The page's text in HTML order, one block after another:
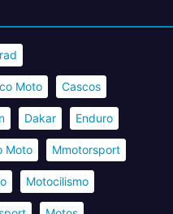
Moto Cascos
Dakar Enduro
Moto Mmotorsport
Motocilismo